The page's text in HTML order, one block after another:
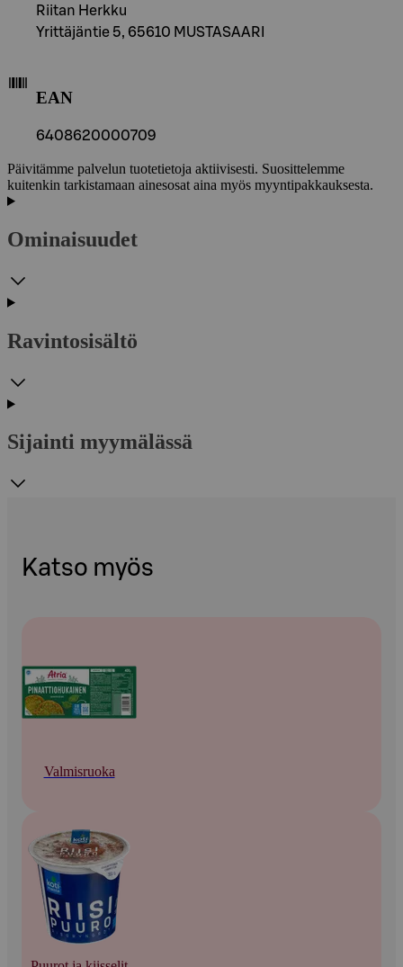
Riitan Herkku
Yrittäjäntie 5, 65610 MUSTASAARI
EAN
6408620000709
Päivitämme palvelun tuotetietoja aktiivisesti. Suosittelemme
kuitenkin tarkistamaan ainesosat aina myös myyntipakkauksesta.
Ominaisuudet
Ravintosisältö
Sijainti myymälässä
Katso myös
Valmisruoka